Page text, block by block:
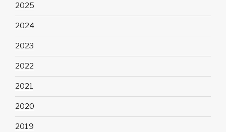
2025
2024
2023
2022
2021
2020
2019